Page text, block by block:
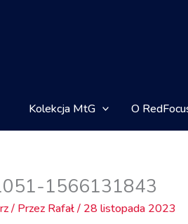
Kolekcja MtG O
1566131843
/ Przez Rafał/ 28 listopada 2023